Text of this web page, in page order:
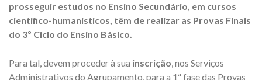
prosseguir estudos no Ensino Secundário, em cursos
cientifico-humanísticos, têm de realizar as Provas Finais
do 3º Ciclo do Ensino Básico.
Para tal, devem proceder à sua inscrição, nos Serviços
Administrativos do Agrupamento, para a 1ª fase das Provas